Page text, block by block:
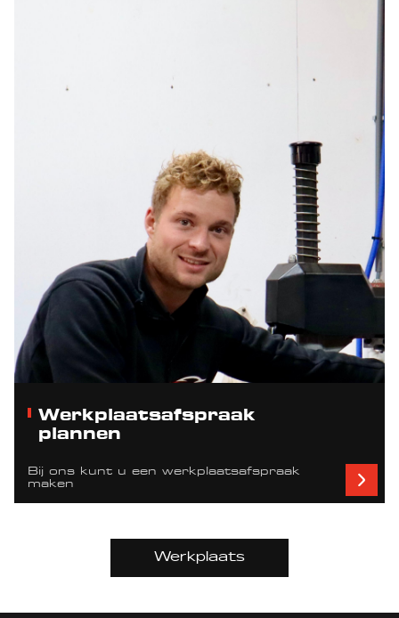
Werkplaatsafspraak
plannen
Bij ons kunt u een werkplaatsafspraak
maken
Werkplaats